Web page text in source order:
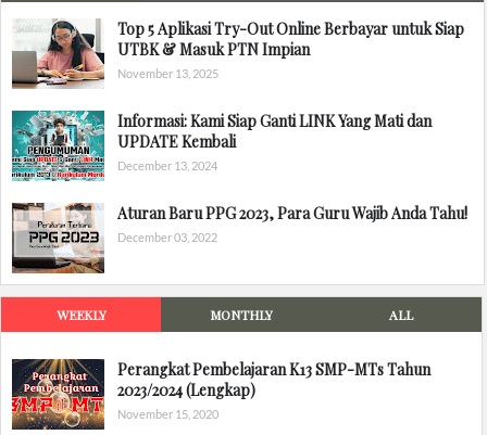
Top 5 Aplikasi Try-Out Online Berbayar untuk Siap
UTBK & Masuk PTN Impian
November 13, 2025
Informasi: Kami Siap Ganti LINK Yang Mati dan
UPDATE Kembali
December 13, 2024
Aturan Baru PPG 2023, Para Guru Wajib Anda Tahu!
December 03, 2022
WEEKLY MONTHLY ALL
Perangkat Pembelajaran K13 SMP-MTs Tahun
2023/2024 (Lengkap)
November 15, 2020